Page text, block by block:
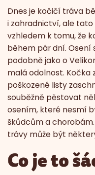
Dnes je kočičí tráva
i zahradnictví, ale
vzhledem k tomu, že
během pár dní.
podobně jako o
malá odolnost. Kočka
poškozené listy
souběžně pěstovat
osením, které nesmí
škůdcům a
trávy může být
Co je to